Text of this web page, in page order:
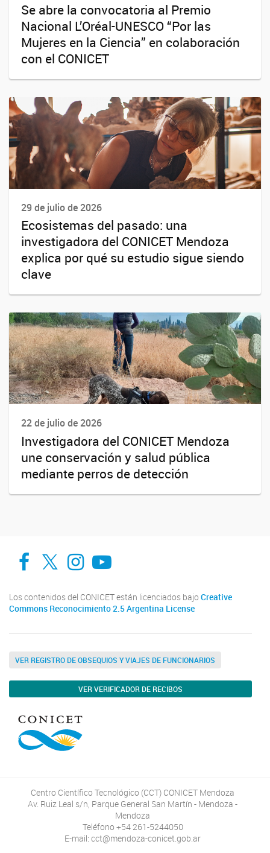
Se abre la convocatoria al Premio
Nacional L’Oréal-UNESCO “Por las
Mujeres en la Ciencia” en colaboración
con el CONICET
29 de julio de 2026
Ecosistemas del pasado: una
investigadora del CONICET Mendoza
explica por qué su estudio sigue siendo
clave
22 de julio de 2026
Investigadora del CONICET Mendoza
une conservación y salud pública
mediante perros de detección
Facebook
Twitter
Instagram
Youtube
Los contenidos del CONICET están licenciados bajo Creative
Commons Reconocimiento 2.5 Argentina License
VER REGISTRO DE OBSEQUIOS Y VIAJES DE FUNCIONARIOS
VER VERIFICADOR DE RECIBOS
Centro Científico Tecnológico (CCT) CONICET Mendoza
Av. Ruiz Leal s/n, Parque General San Martín - Mendoza -
Mendoza
Teléfono +54 261-5244050
E-mail: cct@mendoza-conicet.gob.ar